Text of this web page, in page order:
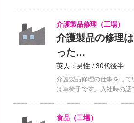
介護製品修理（工場）
介護製品の修理
った…
英人：男性 / 30代後半
介護製品修理の仕事をし
は車椅子です。入社時の
食品（工場）